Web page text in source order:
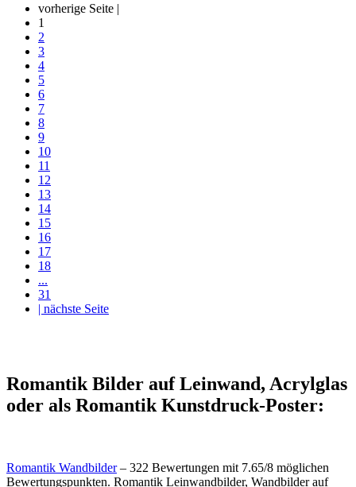
vorherige Seite |
1
2
3
4
5
6
7
8
9
10
11
12
13
14
15
16
17
18
...
31
| nächste Seite
Romantik Bilder auf Leinwand, Acrylglas
oder als Romantik Kunstdruck-Poster:
Romantik Wandbilder– 322 Bewertungen mit 7.65/8 möglichen
Bewertungspunkten. Romantik Leinwandbilder, Wandbilder auf